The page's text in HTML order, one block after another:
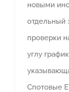
новыми
отдельный
проверки
углу
Спотовые